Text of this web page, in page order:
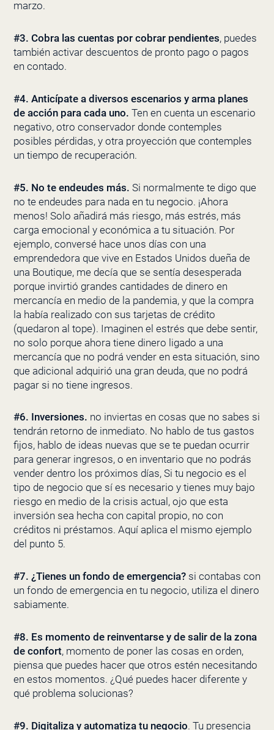
marzo.
#3. Cobra las cuentas por cobrar pendientes, puedes
también activar descuentos de pronto pago o pagos
en contado.
#4. Anticípate a diversos escenarios y arma planes
de acción para cada uno. Ten en cuenta un escenario
negativo, otro conservador donde contemples
posibles pérdidas, y otra proyección que contemples
un tiempo de recuperación.
#5. No te endeudes más. Si normalmente te digo que
no te endeudes para nada en tu negocio. ¡Ahora
menos! Solo añadirá más riesgo, más estrés, más
carga emocional y económica a tu situación. Por
ejemplo, conversé hace unos días con una
emprendedora que vive en Estados Unidos dueña de
una Boutique, me decía que se sentía desesperada
porque invirtió grandes cantidades de dinero en
mercancía en medio de la pandemia, y que la compra
la había realizado con sus tarjetas de crédito
(quedaron al tope). Imaginen el estrés que debe sentir,
no solo porque ahora tiene dinero ligado a una
mercancía que no podrá vender en esta situación, sino
que adicional adquirió una gran deuda, que no podrá
pagar si no tiene ingresos.
#6. Inversiones. no inviertas en cosas que no sabes si
tendrán retorno de inmediato. No hablo de tus gastos
fijos, hablo de ideas nuevas que se te puedan ocurrir
para generar ingresos, o en inventario que no podrás
vender dentro los próximos días, Si tu negocio es el
tipo de negocio que sí es necesario y tienes muy bajo
riesgo en medio de la crisis actual, ojo que esta
inversión sea hecha con capital propio, no con
créditos ni préstamos. Aquí aplica el mismo ejemplo
del punto 5.
#7. ¿Tienes un fondo de emergencia?si contabas con
un fondo de emergencia en tu negocio, utiliza el dinero
sabiamente.
#8. Es momento de reinventarse y de salir de la zona
de confort, momento de poner las cosas en orden,
piensa que puedes hacer que otros estén necesitando
en estos momentos. ¿Qué puedes hacer diferente y
qué problema solucionas?
#9. Digitaliza y automatiza tu negocio. Tu presencia